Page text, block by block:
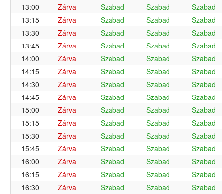
13:00
Zárva Szabad Szabad
Szabad
13:15
Zárva Szabad Szabad
Szabad
13:30
Zárva Szabad Szabad
Szabad
13:45
Zárva Szabad Szabad
Szabad
14:00
Zárva Szabad Szabad
Szabad
14:15
Zárva Szabad Szabad
Szabad
14:30
Zárva Szabad Szabad
Szabad
14:45
Zárva Szabad Szabad
Szabad
15:00
Zárva Szabad Szabad
Szabad
15:15
Zárva Szabad Szabad
Szabad
15:30
Zárva Szabad Szabad
Szabad
15:45
Zárva Szabad Szabad
Szabad
16:00
Zárva Szabad Szabad
Szabad
16:15
Zárva Szabad Szabad
Szabad
16:30
Zárva Szabad Szabad
Szabad